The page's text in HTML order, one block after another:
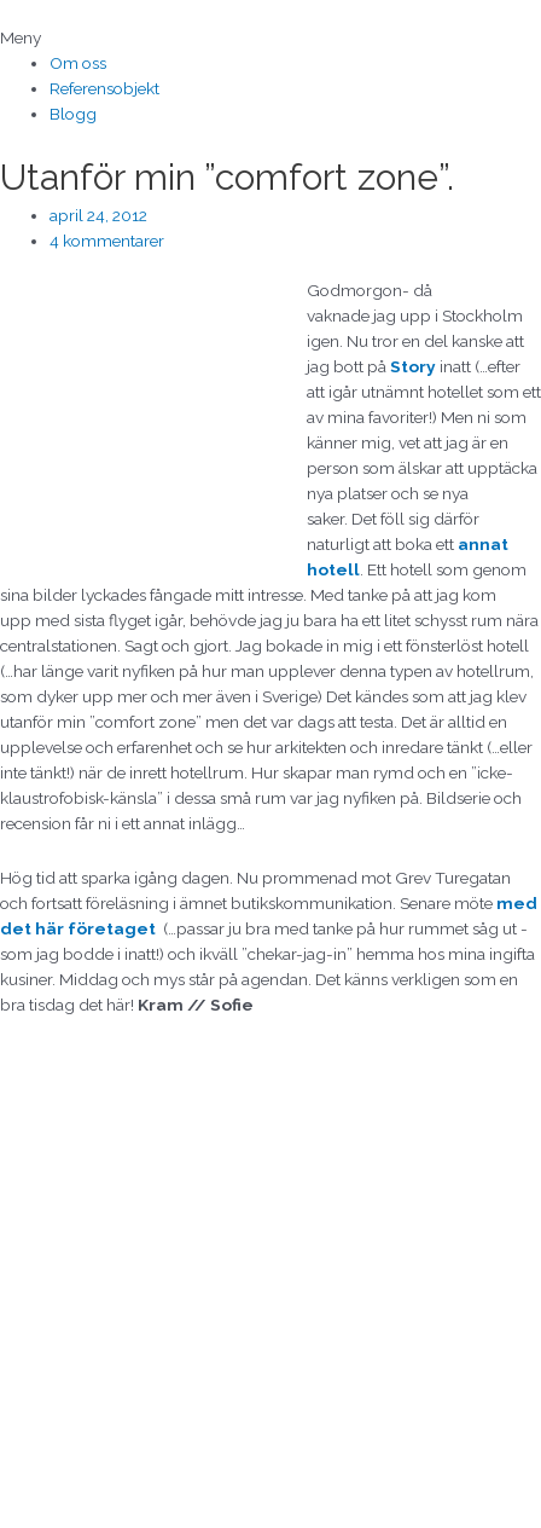
till
innehåll
Meny
Om oss
Referensobjekt
Blogg
Utanför min ”comfort zone”.
april 24, 2012
4 kommentarer
Godmorgon- då
vaknade jag upp i Stockholm
igen. Nu tror en del kanske att
jag bott på Storyinatt (…efter
att igår utnämnt hotellet som ett
av mina favoriter!) Men ni som
känner mig, vet att jag är en
person som älskar att upptäcka
nya platser och se nya
saker. Det föll sig därför
naturligt att boka ett annat
hotell. Ett hotell som genom
sina bilder lyckades fångade mitt intresse. Med tanke på att jag kom
upp med sista flyget igår, behövde jag ju bara ha ett litet schysst rum nära
centralstationen. Sagt och gjort. Jag bokade in mig i ett fönsterlöst hotell
(…har länge varit nyfiken på hur man upplever denna typen av hotellrum,
som dyker upp mer och mer även i Sverige) Det kändes som att jag klev
utanför min ”comfort zone” men det var dags att testa. Det är alltid en
upplevelse och erfarenhet och se hur arkitekten och inredare tänkt (…eller
inte tänkt!) när de inrett hotellrum. Hur skapar man rymd och en ”icke-
klaustrofobisk-känsla” i dessa små rum var jag nyfiken på. Bildserie och
recension får ni i ett annat inlägg…
Hög tid att sparka igång dagen. Nu prommenad mot Grev Turegatan
och fortsatt föreläsning i ämnet butikskommunikation. Senare möte med
det här företaget (…passar ju bra med tanke på hur rummet såg ut -
som jag bodde i inatt!) och ikväll ”chekar-jag-in” hemma hos mina ingifta
kusiner. Middag och mys står på agendan. Det känns verkligen som en
bra tisdag det här! Kram // Sofie